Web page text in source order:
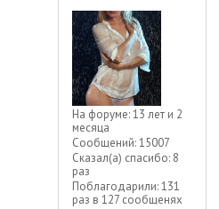
На форуме:13 лет и 2
месяца
Сообщений:15007
Сказал(а) спасибо: 8
раз
Поблагодарили:131
раз в 127 сообщенях